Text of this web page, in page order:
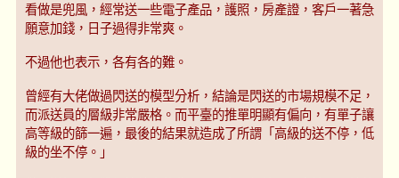
看做是兜風，經常送一些電子產品，護照，房產證，客戶一著急
願意加錢，日子過得非常爽。
不過他也表示，各有各的難。
曾經有大佬做過閃送的模型分析，結論是閃送的市場規模不足，
而派送員的層級非常嚴格。而平臺的推單明顯有偏向，有單子讓
高等級的篩一遍，最後的結果就造成了所謂「高級的送不停，低
級的坐不停。」